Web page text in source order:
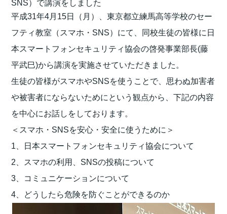
SNS）で講演をしました
平成31年4月15日（月）、東京都立練馬高等学校のセー
フティ教室（スマホ・SNS）にて、同校生徒の皆様に日
本スマートフォンセキュリティ協会の啓発事業部長(藤
平武巳)から講演を実施させていただきました。
生徒の皆様がスマホやSNSを使うことで、思わぬ加害者
や被害者にならないためにという観点から、下記の内容
を中心にお話しをしております。
＜スマホ・SNSを安心・安全に使うために＞
1、日本スマートフォンセキュリティ協会について
2、スマホの利用、SNSの投稿について
3、コミュニケーションについて
4、どうしたら危険を防ぐことができるのか